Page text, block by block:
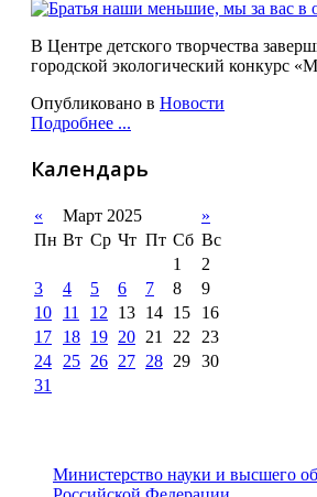
В Центре детского творчества
городской экологический конкурс
Опубликовано в Новости
Подробнее ...
Календарь
« Март 2025
»
Пн Вт Ср Чт Пт Сб Вс
1
2
3
4 5 6 7 8
9
10
11 12 13 14 15
16
17
18 19 20 21 22
23
24
25 26 27 28 29 30
31
Министерство науки и высшего